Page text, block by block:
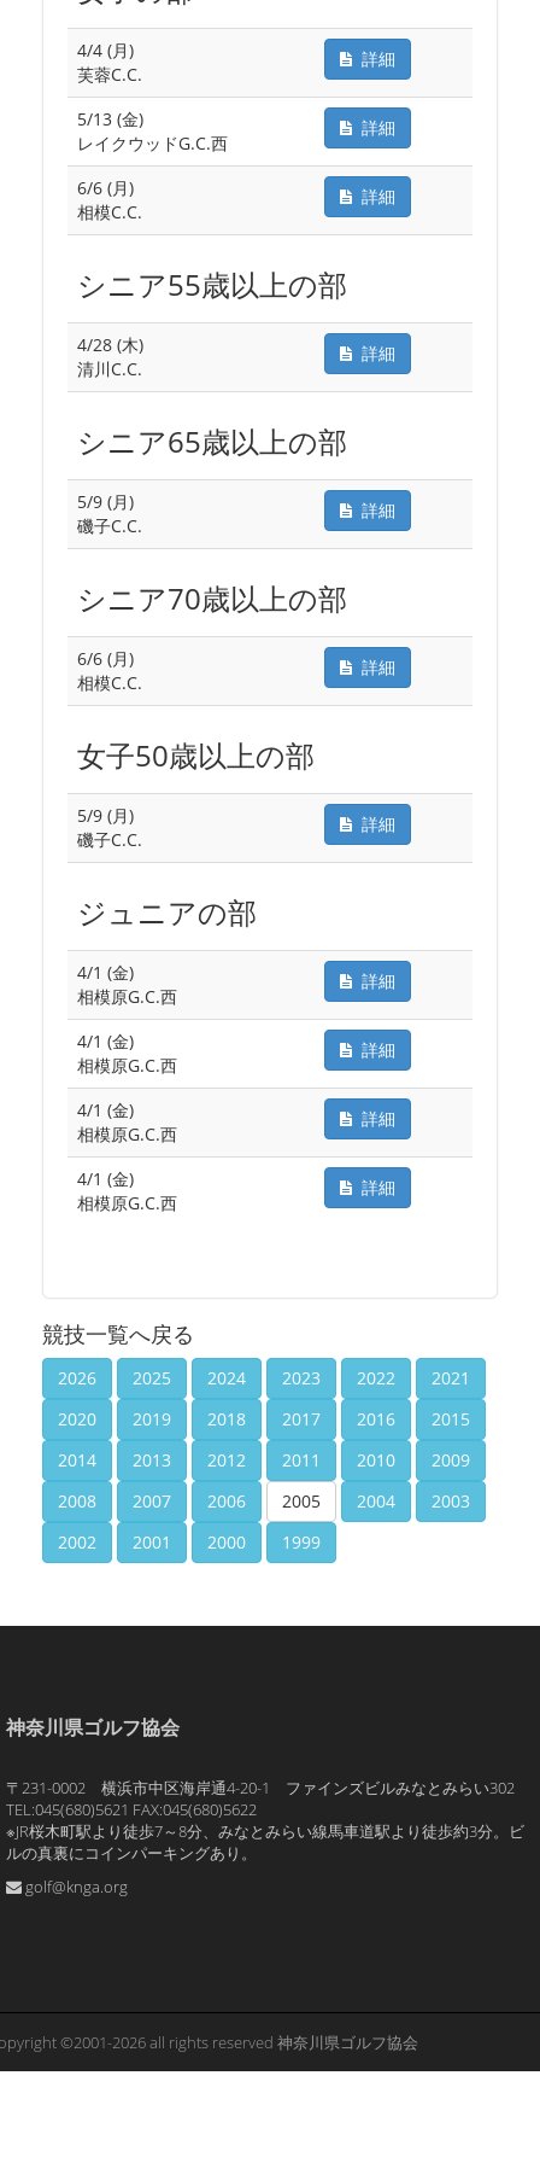
4/4 (月)
芙蓉C.C.
詳細
5/13 (金)
レイクウッドG.C.西
詳細
6/6 (月)
相模C.C.
詳細
シニア55歳以上の部
4/28 (木)
清川C.C.
詳細
シニア65歳以上の部
5/9 (月)
磯子C.C.
詳細
シニア70歳以上の部
6/6 (月)
相模C.C.
詳細
女子50歳以上の部
5/9 (月)
磯子C.C.
詳細
ジュニアの部
4/1 (金)
相模原G.C.西
詳細
4/1 (金)
相模原G.C.西
詳細
4/1 (金)
相模原G.C.西
詳細
4/1 (金)
相模原G.C.西
詳細
競技一覧へ戻る
2026 2025 2024 2023 2022
2021
2020
2019 2018 2017 2016
2015
2014
2013 2012 2011 2010
2009
2008
2007 2006 2005 2004
2003
2002
2001 2000 1999
神奈川県ゴルフ協会
〒231-0002 横浜市中区海岸通4-20-1 ファインズビルみなとみらい302
TEL:045(680)5621 FAX:045(680)5622
※JR桜木町駅より徒歩7～8分、みなとみらい線馬車道駅より徒歩約3分。ビ
ルの真裏にコインパーキングあり。
golf@knga.org
©2001-2026 all rights reserved 神奈川県ゴルフ協会